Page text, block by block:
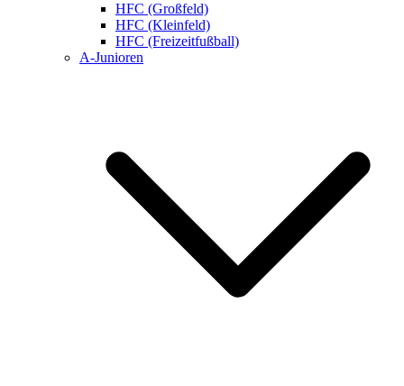
HFC (Großfeld)
HFC (Kleinfeld)
HFC (Freizeitfußball)
A-Junioren